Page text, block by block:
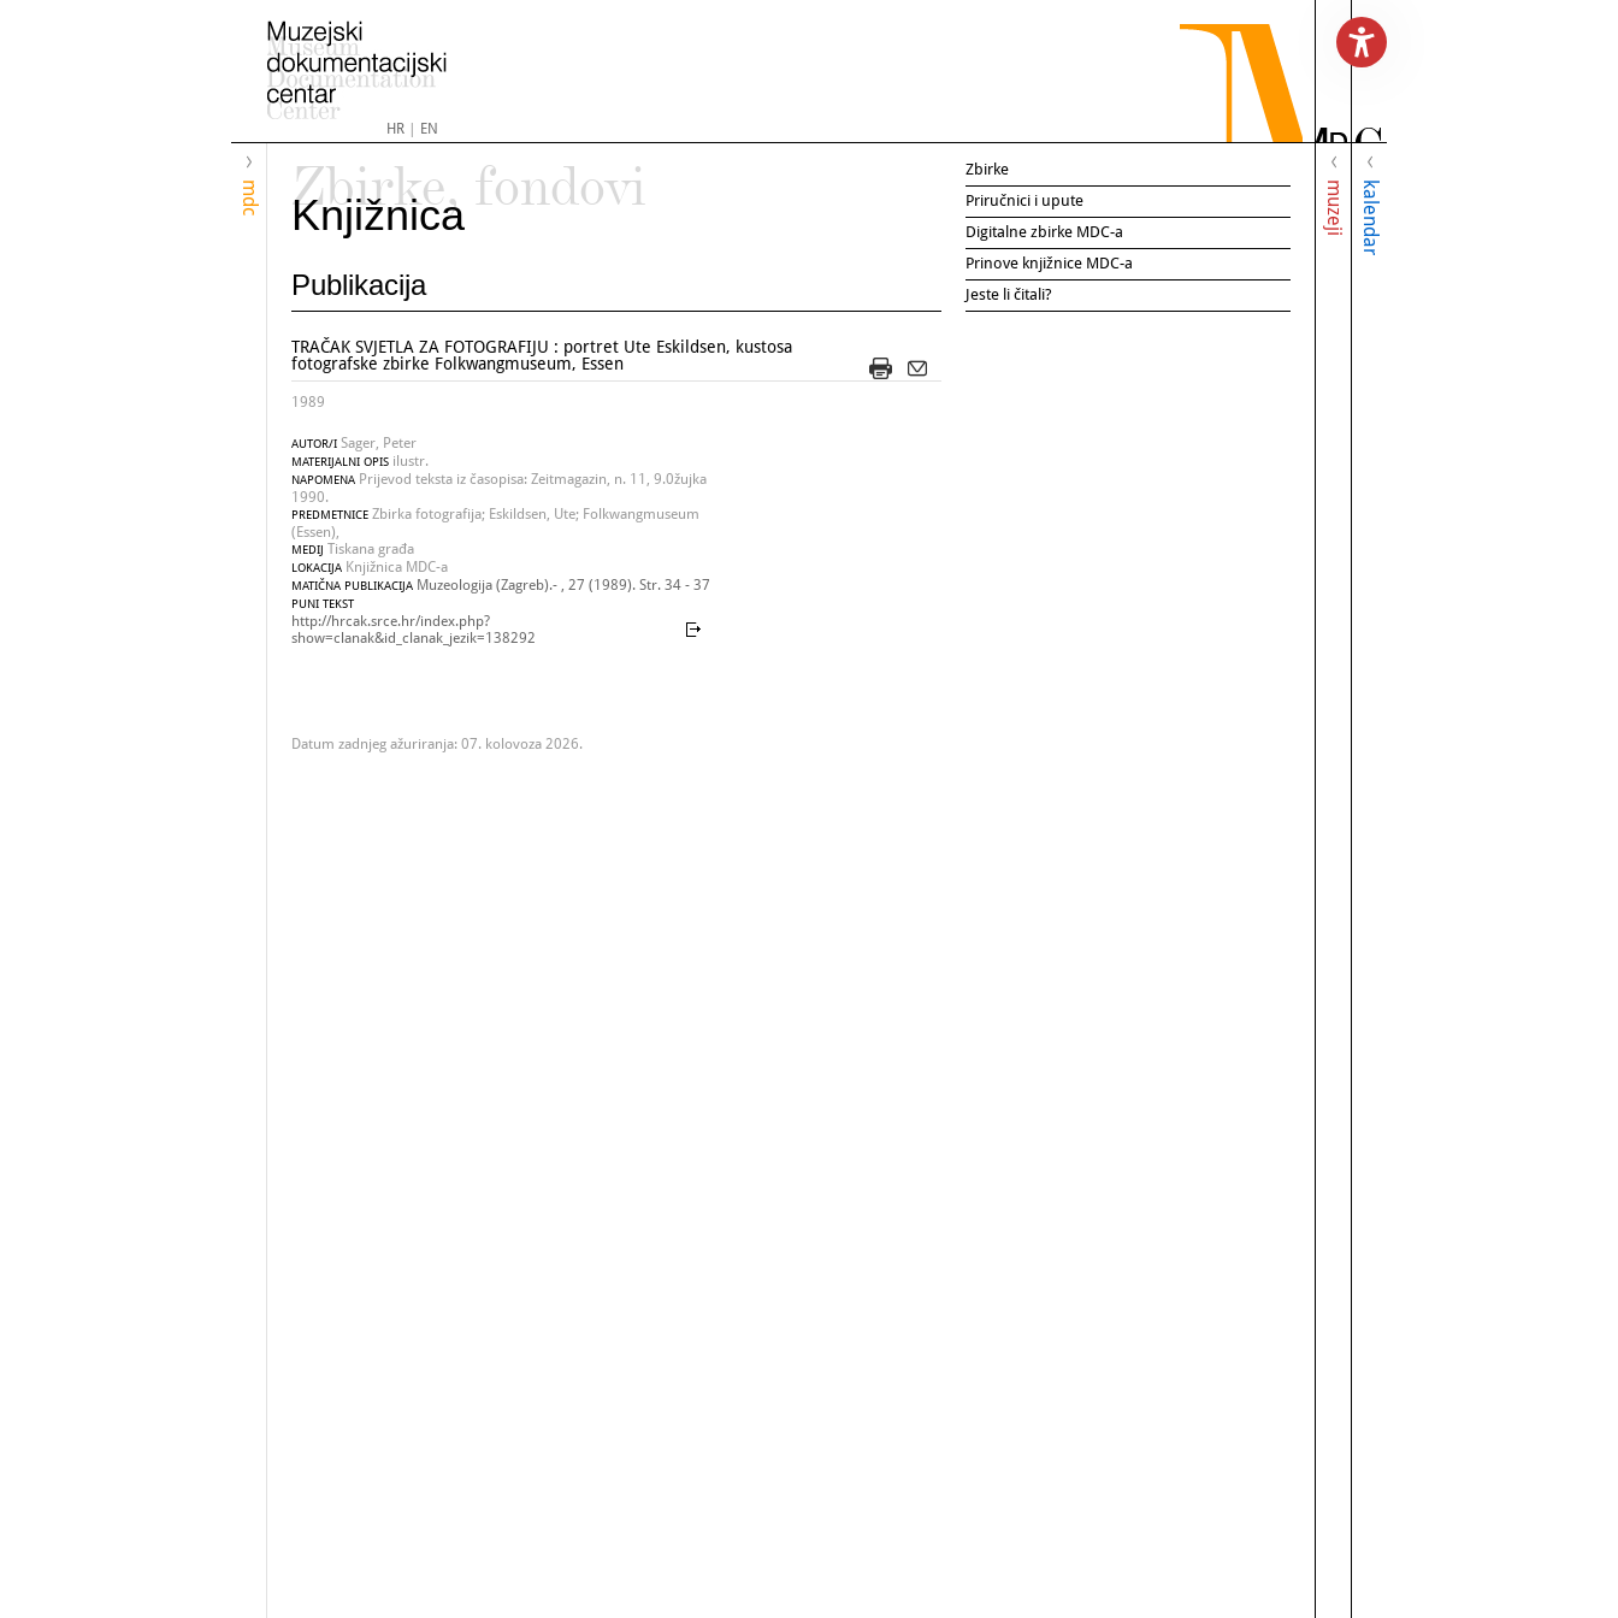
HR| EN
mdc muzeji kalendar
Zbirke, fondovi
Knjižnica
Publikacija
TRAČAK SVJETLA ZA FOTOGRAFIJU : portret Ute Eskildsen, kustosa
fotografske zbirke Folkwangmuseum, Essen
1989
AUTOR/I Sager, Peter
MATERIJALNI OPIS ilustr.
NAPOMENA Prijevod teksta iz časopisa: Zeitmagazin, n. 11, 9.0žujka
1990.
PREDMETNICE Zbirka fotografija; Eskildsen, Ute; Folkwangmuseum
(Essen),
MEDIJ Tiskana građa
LOKACIJA Knjižnica MDC-a
MATIČNA PUBLIKACIJA Muzeologija (Zagreb).- , 27 (1989). Str. 34 - 37
PUNI TEKST
http://hrcak.srce.hr/index.php?
show=clanak&id_clanak_jezik=138292
Datum zadnjeg ažuriranja: 07. kolovoza 2026.
Zbirke
Priručnici i upute
Digitalne zbirke MDC-a
Prinove knjižnice MDC-a
Jeste li čitali?